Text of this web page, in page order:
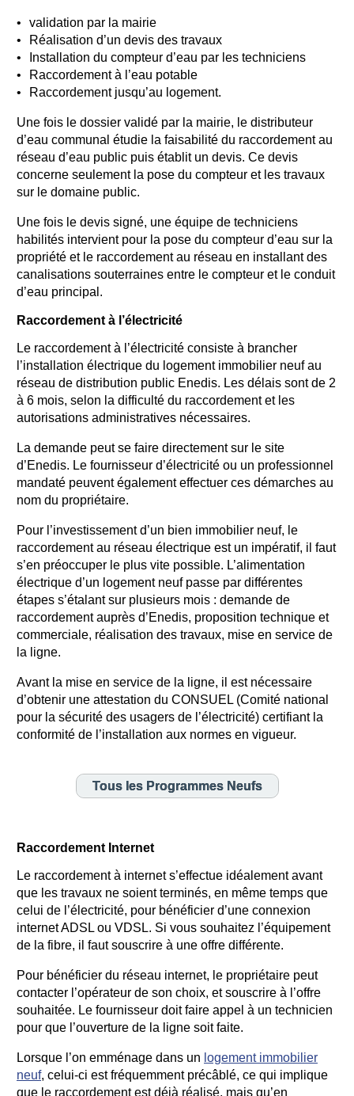
validation par la mairie
Réalisation d’un devis des travaux
Installation du compteur d’eau par les techniciens
Raccordement à l’eau potable
Raccordement jusqu’au logement.
Une fois le dossier validé par la mairie, le distributeur
d’eau communal étudie la faisabilité du raccordement au
réseau d’eau public puis établit un devis. Ce devis
concerne seulement la pose du compteur et les travaux
sur le domaine public.
Une fois le devis signé, une équipe de techniciens
habilités intervient pour la pose du compteur d’eau sur la
propriété et le raccordement au réseau en installant des
canalisations souterraines entre le compteur et le conduit
d’eau principal.
Raccordement à l’électricité
Le raccordement à l’électricité consiste à brancher
l’installation électrique du logement immobilier neuf au
réseau de distribution public Enedis. Les délais sont de 2
à 6 mois, selon la difficulté du raccordement et les
autorisations administratives nécessaires.
La demande peut se faire directement sur le site
d’Enedis. Le fournisseur d’électricité ou un professionnel
mandaté peuvent également effectuer ces démarches au
nom du propriétaire.
Pour l’investissement d’un bien immobilier neuf, le
raccordement au réseau électrique est un impératif, il faut
s’en préoccuper le plus vite possible. L’alimentation
électrique d’un logement neuf passe par différentes
étapes s’étalant sur plusieurs mois : demande de
raccordement auprès d’Enedis, proposition technique et
commerciale, réalisation des travaux, mise en service de
la ligne.
Avant la mise en service de la ligne, il est nécessaire
d’obtenir une attestation du CONSUEL (Comité national
pour la sécurité des usagers de l’électricité) certifiant la
conformité de l’installation aux normes en vigueur.
Tous les Programmes Neufs
Raccordement Internet
Le raccordement à internet s’effectue idéalement avant
que les travaux ne soient terminés, en même temps que
celui de l’électricité, pour bénéficier d’une connexion
internet ADSL ou VDSL. Si vous souhaitez l’équipement
de la fibre, il faut souscrire à une offre différente.
Pour bénéficier du réseau internet, le propriétaire peut
contacter l’opérateur de son choix, et souscrire à l’offre
souhaitée. Le fournisseur doit faire appel à un technicien
pour que l’ouverture de la ligne soit faite.
Lorsque l’on emménage dans un logement immobilier
neuf, celui-ci est fréquemment précâblé, ce qui implique
que le raccordement est déjà réalisé, mais qu’en